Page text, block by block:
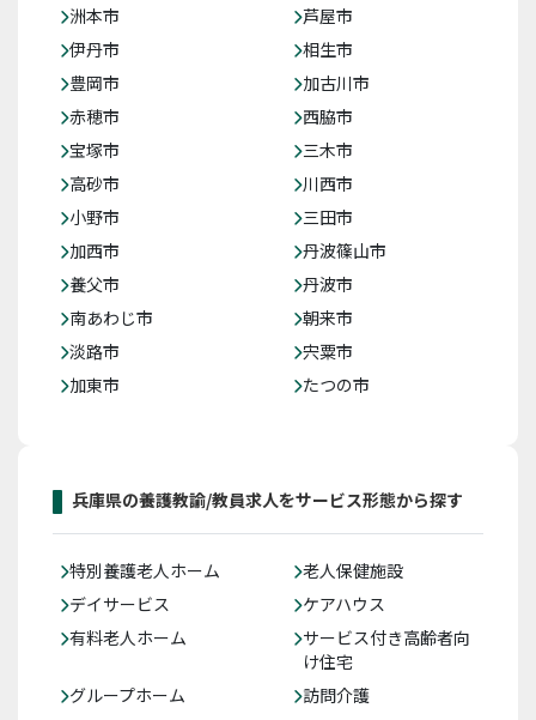
洲本市
芦屋市
伊丹市
相生市
豊岡市
加古川市
赤穂市
西脇市
宝塚市
三木市
高砂市
川西市
小野市
三田市
加西市
丹波篠山市
養父市
丹波市
南あわじ市
朝来市
淡路市
宍粟市
加東市
たつの市
兵庫県の養護教諭/教員求人をサービス形態から探す
特別養護老人ホーム
老人保健施設
デイサービス
ケアハウス
有料老人ホーム
サービス付き高齢者向
け住宅
グループホーム
訪問介護